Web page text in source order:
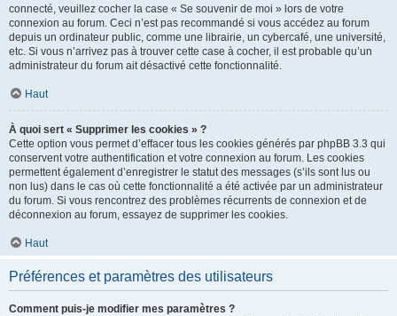
connecté, veuillez cocher la case « Se souvenir de moi » lors de votre
connexion au forum. Ceci n’est pas recommandé si vous accédez au forum
depuis un ordinateur public, comme une librairie, un cybercafé, une université,
etc. Si vous n’arrivez pas à trouver cette case à cocher, il est probable qu’un
administrateur du forum ait désactivé cette fonctionnalité.
Haut
À quoi sert « Supprimer les cookies » ?
Cette option vous permet d’effacer tous les cookies générés par phpBB 3.3 qui
conservent votre authentification et votre connexion au forum. Les cookies
permettent également d’enregistrer le statut des messages (s’ils sont lus ou
non lus) dans le cas où cette fonctionnalité a été activée par un administrateur
du forum. Si vous rencontrez des problèmes récurrents de connexion et de
déconnexion au forum, essayez de supprimer les cookies.
Haut
Préférences et paramètres des utilisateurs
Comment puis-je modifier mes paramètres ?